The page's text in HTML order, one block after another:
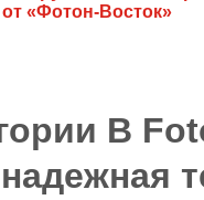
«Фотон-Восток»
B